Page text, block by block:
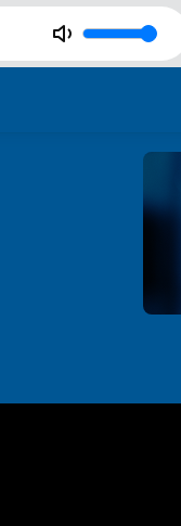
The Beat Goes On